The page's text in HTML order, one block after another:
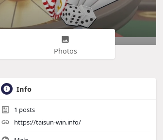
Photos
Info
1 posts
https://taisun-win.info/